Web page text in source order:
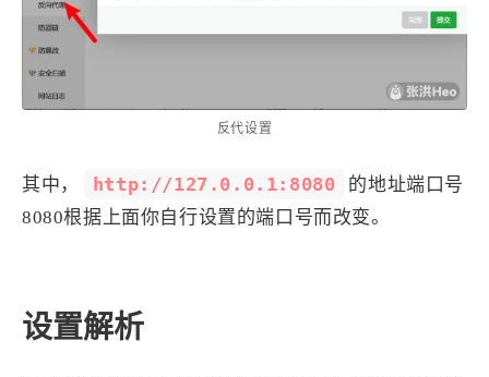
反代设置
其中， http://127.0.0.1:8080
的地址端口号
8080根据上面你自行设置的端口号而改变。
设置解析